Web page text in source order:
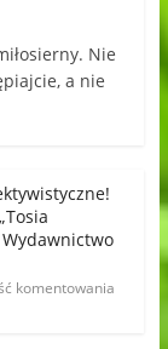
Nie
a nie
komentowania